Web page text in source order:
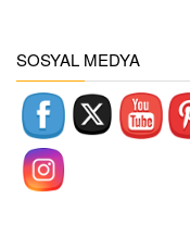
SOSYAL MEDYA